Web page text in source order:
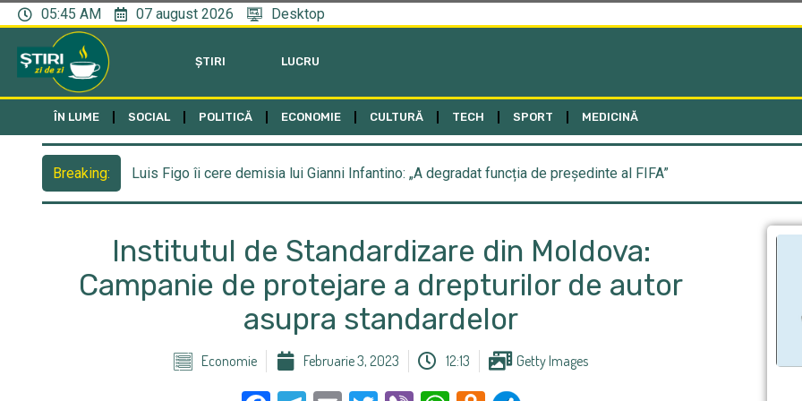
05:45 AM 07 august 2026 Desktop
ȘTIRI LUCRU
ÎN LUME SOCIAL POLITICĂ ECONOMIE CULTURĂ TECH SPORT MEDICINĂ
Breaking: Luis Figo îi cere demisia lui Gianni Infantino: „A degradat funcția de președinte al FIFA”
Institutul de Standardizare din Moldova:
Campanie de protejare a drepturilor de autor
asupra standardelor
Economie Februarie 3, 2023 12:13 Getty Images